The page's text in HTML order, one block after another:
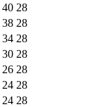
40 28
38 28
34 28
30 28
26 28
24 28
24 28